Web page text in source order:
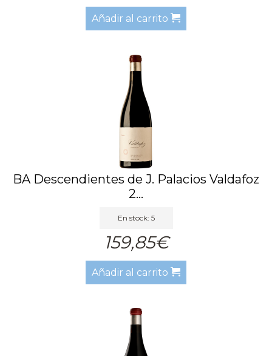
Añadir al carrito
BA Descendientes de J. Palacios Valdafoz
2...
En stock: 5
159,85€
Añadir al carrito